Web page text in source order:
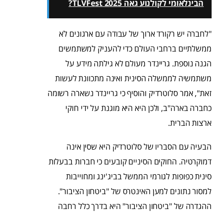
הבינלאומי לקולנוע גאה TLVFest 2025?
"לחברה יש רקורד ארוך של עבודה עם ארגונים לא
ממשלתיים ברחבי העולם כדי להעניק למשתמשים
הגנה נוספת. גריינדר מעולם לא גילתה מידע על
משתמשיה לממשלה הסינית ואינה מתכוונת לעשות
זאת", אמר סלוטרדיק והוסיף כי גריינדר נשארה רשומה
כחברה בארה"ב, ולכן היא היא מוגנת על ידי חוקי
ארצות הברית.
הבעיה עם הסבריו של סלוטרדיק היא שסין אינה
דמוקרטיה. החוקים הסיניים קובעים כי חברות בבעלות
סינית כפופות לגורמי הממשל בביג'ינג ומחוייבות
למסור נתונים למען האינטרס של "ביטחון הציבור".
ההגדרה של "ביטחון הציבור" היא בדרך כלל רחבה